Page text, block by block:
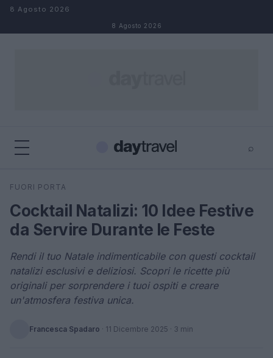
Salta al contenuto
8 Agosto 2026
8 Agosto 2026
⌕
Cerca
FUORI PORTA
Cocktail Natalizi: 10 Idee Festive
da Servire Durante le Feste
Rendi il tuo Natale indimenticabile con questi cocktail
natalizi esclusivi e deliziosi. Scopri le ricette più
originali per sorprendere i tuoi ospiti e creare
un'atmosfera festiva unica.
Francesca Spadaro · 11 Dicembre 2025 · 3 min